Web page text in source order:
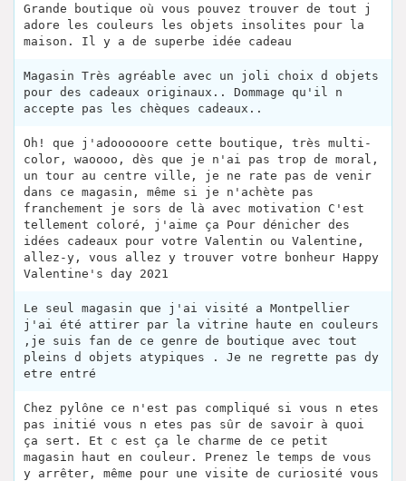
Grande boutique où vous pouvez trouver de tout j
adore les couleurs les objets insolites pour la
maison. Il y a de superbe idée cadeau
Magasin Très agréable avec un joli choix d objets
pour des cadeaux originaux.. Dommage qu'il n
accepte pas les chèques cadeaux..
Oh! que j'adoooooore cette boutique, très multi-
color, waoooo, dès que je n'ai pas trop de moral,
un tour au centre ville, je ne rate pas de venir
dans ce magasin, même si je n'achète pas
franchement je sors de là avec motivation C'est
tellement coloré, j'aime ça Pour dénicher des
idées cadeaux pour votre Valentin ou Valentine,
allez-y, vous allez y trouver votre bonheur Happy
Valentine's day 2021
Le seul magasin que j'ai visité a Montpellier
j'ai été attirer par la vitrine haute en couleurs
,je suis fan de ce genre de boutique avec tout
pleins d objets atypiques . Je ne regrette pas dy
etre entré
Chez pylône ce n'est pas compliqué si vous n etes
pas initié vous n etes pas sûr de savoir à quoi
ça sert. Et c est ça le charme de ce petit
magasin haut en couleur. Prenez le temps de vous
y arrêter, même pour une visite de curiosité vous